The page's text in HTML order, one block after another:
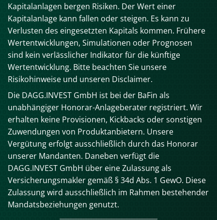
Kapitalanlagen bergen Risiken. Der Wert einer
Kapitalanlage kann fallen oder steigen. Es kann zu
Verlusten des eingesetzten Kapitals kommen. Frühere
Wertentwicklungen, Simulationen oder Prognosen
sind kein verlässlicher Indikator für die künftige
Wertentwicklung. Bitte beachten Sie unsere
Risikohinweise und unseren Disclaimer.
Die DAGG.INVEST GmbH ist bei der BaFin als
unabhängiger Honorar-Anlageberater registriert. Wir
erhalten keine Provisionen, Kickbacks oder sonstigen
Zuwendungen von Produktanbietern. Unsere
Vergütung erfolgt ausschließlich durch das Honorar
unserer Mandanten. Daneben verfügt die
DAGG.INVEST GmbH über eine Zulassung als
Versicherungsmakler gemäß § 34d Abs. 1 GewO. Diese
Zulassung wird ausschließlich im Rahmen bestehender
Mandatsbeziehungen genutzt.